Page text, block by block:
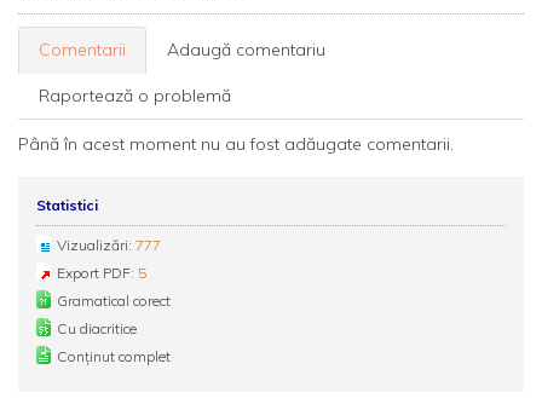
Comentarii Adaugă comentariu
Raportează o problemă
Până în acest moment nu au fost adăugate comentarii.
Statistici
Vizualizări: 777
Export PDF: 5
Gramatical corect
Cu diacritice
Conținut complet